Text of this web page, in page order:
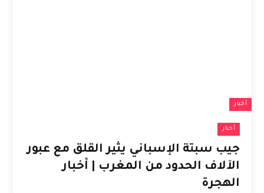
أخبار
أخبار
جيب سبتة الإسباني يثير القلق مع عبور
الآلاف الحدود من المغرب | أخبار
الهجرة